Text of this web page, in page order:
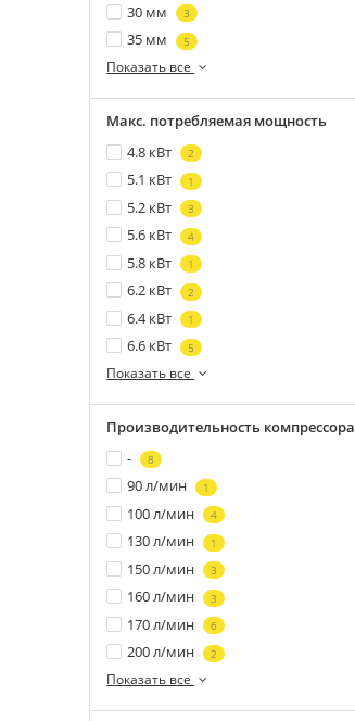
30 мм 3
35 мм 5
Показать все
Макс. потребляемая мощность
4.8 кВт
2
5.1 кВт 1
5.2 кВт 3
5.6 кВт 4
5.8 кВт 1
6.2 кВт 2
6.4 кВт 1
6.6 кВт 5
Показать все
Производительность компрессора
-
8
90 л/мин 1
100 л/мин 4
130 л/мин 1
150 л/мин 3
160 л/мин 3
170 л/мин 6
200 л/мин 2
Показать все